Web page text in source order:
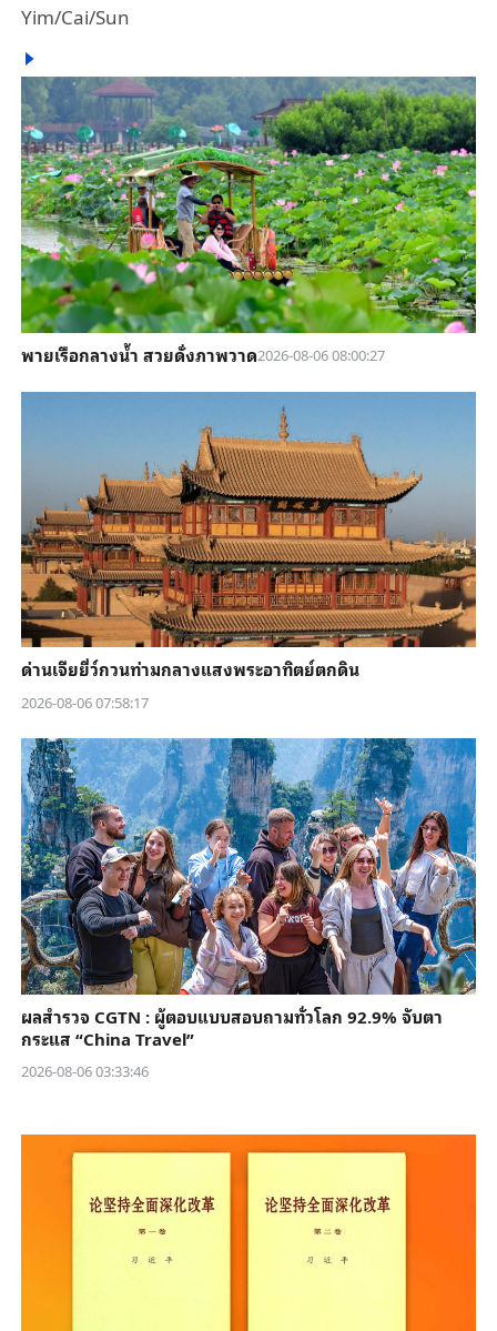
Yim/Cai/Sun
พายเรือกลางน้ำ สวยดั่งภาพวาด2026-08-06 08:00:27
ด่านเจียยี่ว์กวนท่ามกลางแสงพระอาทิตย์ตกดิน
2026-08-06 07:58:17
ผลสำรวจ CGTN : ผู้ตอบแบบสอบถามทั่วโลก 92.9% จับตา
กระแส “China Travel”
2026-08-06 03:33:46